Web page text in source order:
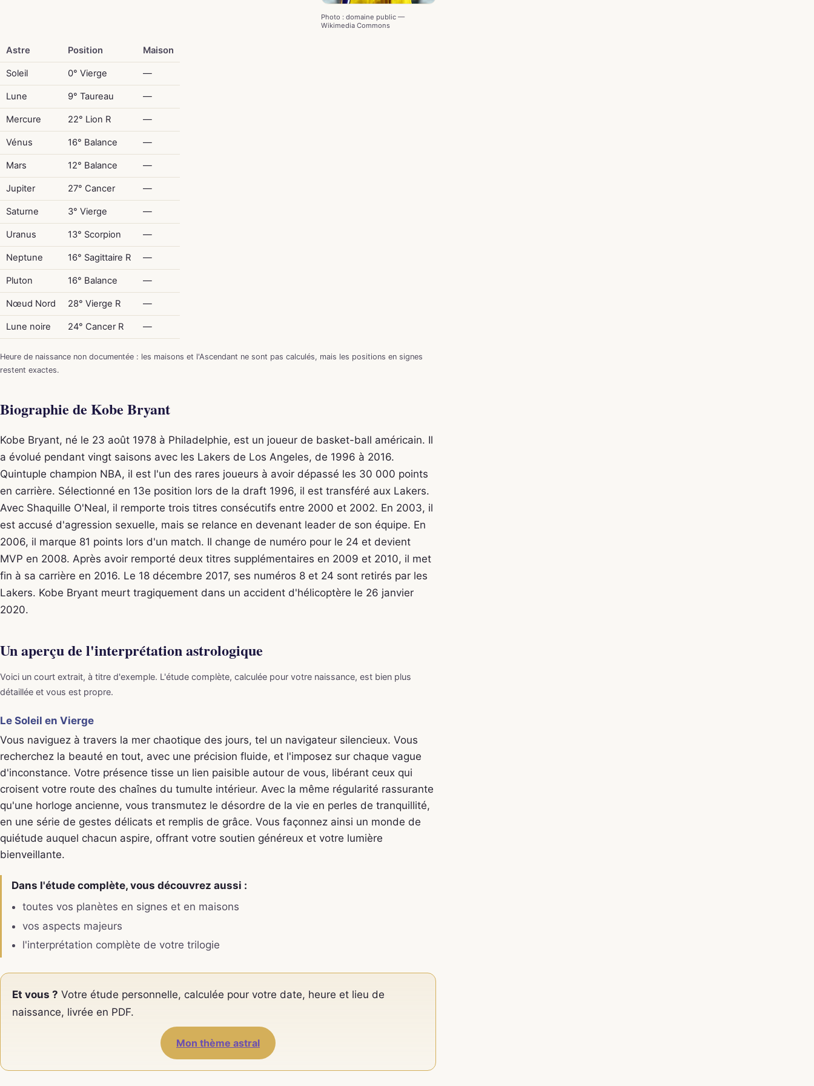
Photo : domaine public —
Wikimedia Commons
Astre Position Maison
Soleil 0° Vierge —
Lune 9° Taureau —
Mercure 22° Lion R —
Vénus 16° Balance —
Mars 12° Balance —
Jupiter 27° Cancer —
Saturne 3° Vierge —
Uranus 13° Scorpion —
Neptune 16° Sagittaire R —
Pluton 16° Balance —
Nœud Nord 28° Vierge R —
Lune noire 24° Cancer R —
Heure de naissance non documentée : les maisons et l'Ascendant ne sont pas calculés, mais les positions en signes
restent exactes.
Biographie de Kobe Bryant
Kobe Bryant, né le 23 août 1978 à Philadelphie, est un joueur de basket-ball américain. Il
a évolué pendant vingt saisons avec les Lakers de Los Angeles, de 1996 à 2016.
Quintuple champion NBA, il est l'un des rares joueurs à avoir dépassé les 30 000 points
en carrière. Sélectionné en 13e position lors de la draft 1996, il est transféré aux Lakers.
Avec Shaquille O'Neal, il remporte trois titres consécutifs entre 2000 et 2002. En 2003, il
est accusé d'agression sexuelle, mais se relance en devenant leader de son équipe. En
2006, il marque 81 points lors d'un match. Il change de numéro pour le 24 et devient
MVP en 2008. Après avoir remporté deux titres supplémentaires en 2009 et 2010, il met
fin à sa carrière en 2016. Le 18 décembre 2017, ses numéros 8 et 24 sont retirés par les
Lakers. Kobe Bryant meurt tragiquement dans un accident d'hélicoptère le 26 janvier
2020.
Un aperçu de l'interprétation astrologique
Voici un court extrait, à titre d'exemple. L'étude complète, calculée pour votre naissance, est bien plus
détaillée et vous est propre.
Le Soleil en Vierge
Vous naviguez à travers la mer chaotique des jours, tel un navigateur silencieux. Vous
recherchez la beauté en tout, avec une précision fluide, et l'imposez sur chaque vague
d'inconstance. Votre présence tisse un lien paisible autour de vous, libérant ceux qui
croisent votre route des chaînes du tumulte intérieur. Avec la même régularité rassurante
qu'une horloge ancienne, vous transmutez le désordre de la vie en perles de tranquillité,
en une série de gestes délicats et remplis de grâce. Vous façonnez ainsi un monde de
quiétude auquel chacun aspire, offrant votre soutien généreux et votre lumière
bienveillante.
Dans l'étude complète, vous découvrez aussi :
toutes vos planètes en signes et en maisons
vos aspects majeurs
l'interprétation complète de votre trilogie
Et vous ? Votre étude personnelle, calculée pour votre date, heure et lieu de
naissance, livrée en PDF.
Mon thème astral